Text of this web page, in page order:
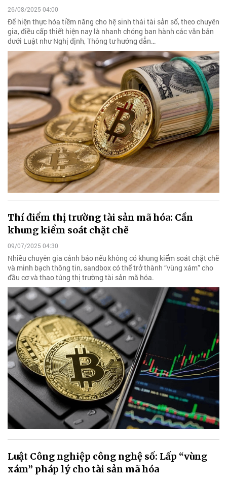
26/08/2025 04:00
Để hiện thực hóa tiềm năng cho hệ sinh thái tài sản số, theo chuyên
gia, điều cấp thiết hiện nay là nhanh chóng ban hành các văn bản
dưới Luật như Nghị định, Thông tư hướng dẫn…
Thí điểm thị trường tài sản mã hóa: Cần
khung kiểm soát chặt chẽ
09/07/2025 04:30
Nhiều chuyên gia cảnh báo nếu không có khung kiểm soát chặt chẽ
và minh bạch thông tin, sandbox có thể trở thành “vùng xám” cho
đầu cơ và thao túng thị trường tài sản mã hóa.
Luật Công nghiệp công nghệ số: Lấp “vùng
xám” pháp lý cho tài sản mã hóa